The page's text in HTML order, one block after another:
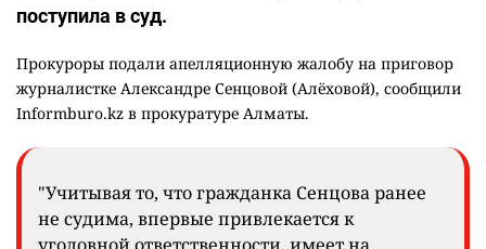
поступила в суд.
Прокуроры подали апелляционную жалобу на приговор
журналистке Александре Сенцовой (Алёховой), сообщили
Informburo.kz в прокуратуре Алматы.
"Учитывая то, что гражданка Сенцова ранее
не судима, впервые привлекается к